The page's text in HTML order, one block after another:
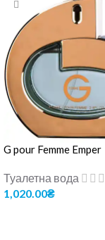
G pour Femme Emper
Туалетна вода
1,020.00₴